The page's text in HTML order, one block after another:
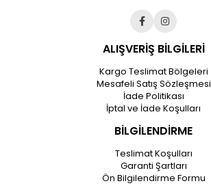
ALIŞVERİŞ BİLGİLERİ
Kargo Teslimat Bölgeleri
Mesafeli Satış Sözleşmesi
İade Politikası
İptal ve İade Koşulları
BİLGİLENDİRME
Teslimat Koşulları
Garanti Şartları
Ön Bilgilendirme Formu